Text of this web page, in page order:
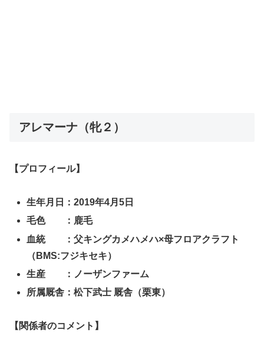
アレマーナ（牝２）
【プロフィール】
生年月日：2019年4月5日
毛色 ：鹿毛
血統 ：父キングカメハメハ×母フロアクラフト
（BMS:フジキセキ）
生産 ：ノーザンファーム
所属厩舎：松下武士 厩舎（栗東）
【関係者のコメント】